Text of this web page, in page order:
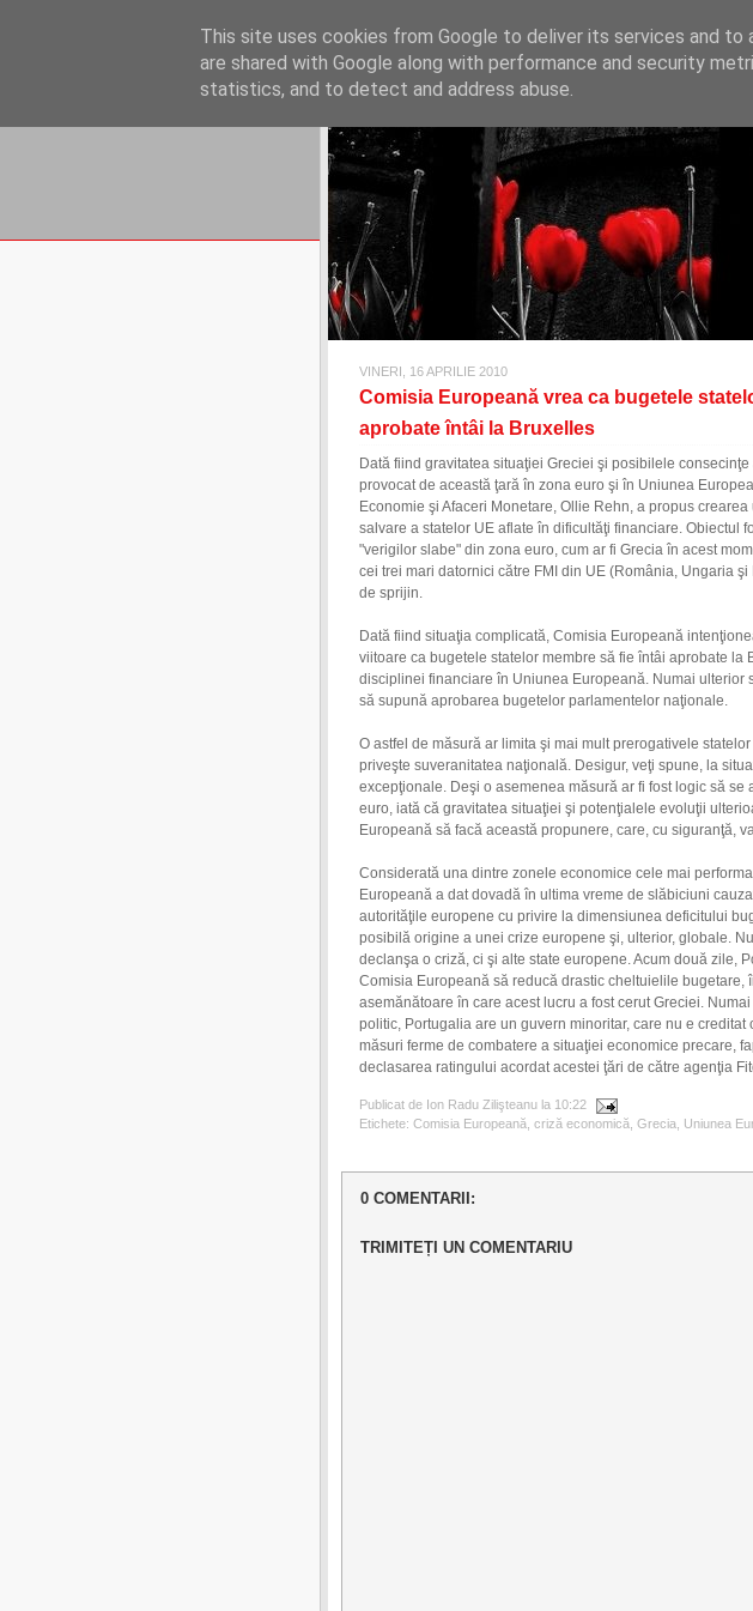
REFLECŢII ECONOMICE
blog de reflecţii, informaţii şi opinii economice
VINERI, 16 APRILIE 2010
Comisia Europeană vrea ca bugetele
aprobate întâi la Bruxelles
Dată fiind gravitatea situaţiei Greciei şi posibilele
provocat de această ţară în zona euro şi în Uniunea
Economie şi Afaceri Monetare, Ollie Rehn, a propus
salvare a statelor UE aflate în dificultăţi financiare. Obiectul
"verigilor slabe" din zona euro, cum ar fi Grecia în acest
cei trei mari datornici către FMI din UE (România, Ungaria
de sprijin.
Dată fiind situaţia complicată, Comisia Europeană
viitoare ca bugetele statelor membre să fie întâi aprobate la
disciplinei financiare în Uniunea Europeană. Numai ulterior
să supună aprobarea bugetelor parlamentelor naţionale.
O astfel de măsură ar limita şi mai mult prerogativele
priveşte suveranitatea naţională. Desigur, veţi spune, la
excepţionale. Deşi o asemenea măsură ar fi fost logic să se
euro, iată că gravitatea situaţiei şi potenţialele evoluţii
Europeană să facă această propunere, care, cu siguranţă,
Considerată una dintre zonele economice cele mai
Europeană a dat dovadă în ultima vreme de slăbiciuni
autorităţile europene cu privire la dimensiunea deficitului
posibilă origine a unei crize europene şi, ulterior, globale.
declanşa o criză, ci şi alte state europene. Acum două zile,
Comisia Europeană să reducă drastic cheltuielile bugetare,
asemănătoare în care acest lucru a fost cerut Greciei.
politic, Portugalia are un guvern minoritar, care nu e creditat
măsuri ferme de combatere a situaţiei economice precare,
declasarea ratingului acordat acestei ţări de către agenţia
Publicat de Ion Radu Zilişteanu la 10:22
Etichete: Comisia Europeană criză economică Grecia Uniunea
0 COMENTARII:
TRIMITEȚI UN COMENTARIU
This site uses cookies from Google to deliver its services and to
are shared with Google along with performance and security
statistics, and to detect and address abuse.